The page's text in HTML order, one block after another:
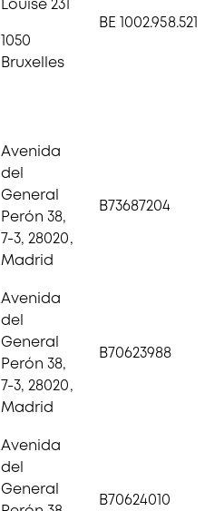
Louise 231
1050
Bruxelles
BE 1002.958.521
Avenida
del
General
Perón 38,
7-3, 28020,
Madrid
B73687204
Avenida
del
General
Perón 38,
7-3, 28020,
Madrid
B70623988
Avenida
del
General
B70624010